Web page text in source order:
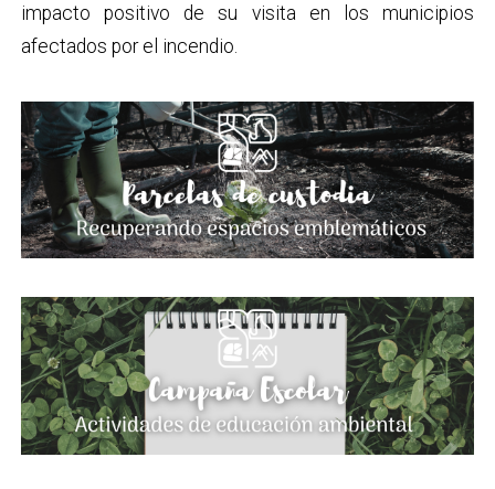
impacto positivo de su visita en los municipios
afectados por el incendio.